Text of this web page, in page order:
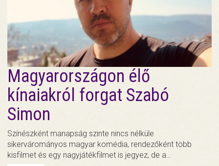
Magyarországon élő
kínaiakról forgat Szabó
Simon
Színészként manapság szinte nincs nélküle
sikervárományos magyar komédia, rendezőként több
kisfilmet és egy nagyjátékfilmet is jegyez, de a…